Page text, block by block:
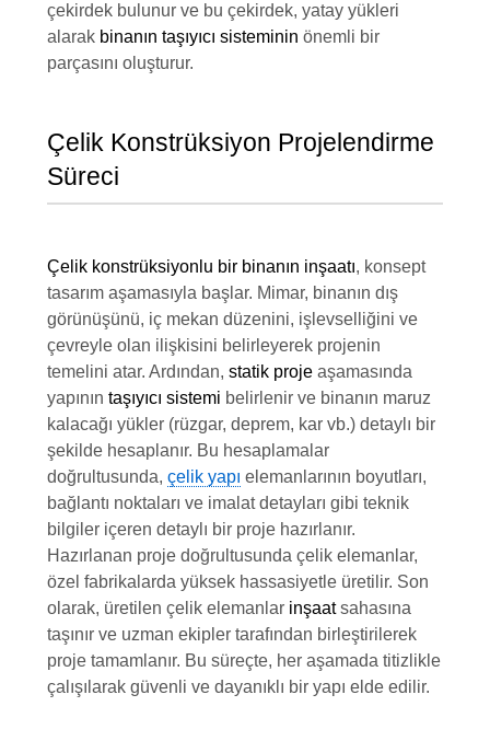
çekirdek bulunur ve bu çekirdek, yatay yükleri
alarak binanın taşıyıcı sisteminin önemli bir
parçasını oluşturur.
Çelik Konstrüksiyon Projelendirme
Süreci
Çelik konstrüksiyonlu bir binanın inşaatı, konsept
tasarım aşamasıyla başlar. Mimar, binanın dış
görünüşünü, iç mekan düzenini, işlevselliğini ve
çevreyle olan ilişkisini belirleyerek projenin
temelini atar. Ardından, statik projeaşamasında
yapının taşıyıcı sistemi belirlenir ve binanın maruz
kalacağı yükler (rüzgar, deprem, kar vb.) detaylı bir
şekilde hesaplanır. Bu hesaplamalar
doğrultusunda, çelik yapı elemanlarının boyutları,
bağlantı noktaları ve imalat detayları gibi teknik
bilgiler içeren detaylı bir proje hazırlanır.
Hazırlanan proje doğrultusunda çelik elemanlar,
özel fabrikalarda yüksek hassasiyetle üretilir. Son
olarak, üretilen çelik elemanlarinşaatsahasına
taşınır ve uzman ekipler tarafından birleştirilerek
proje tamamlanır. Bu süreçte, her aşamada titizlikle
çalışılarak güvenli ve dayanıklı bir yapı elde edilir.